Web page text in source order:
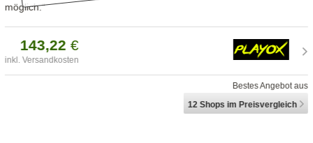
möglich.“
143,22 €
inkl. Versandkosten
Bestes Angebot aus
12 Shopsim Preisvergleich